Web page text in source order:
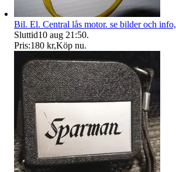
Bil. El. Central lås motor. se bilder och info,
Sluttid10 aug 21:50.
Pris:180 kr,Köp nu.